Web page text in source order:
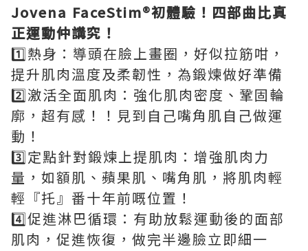
Jovena FaceStim®️初體驗！四部曲比真
正運動仲講究！
1️⃣熱身：導頭在臉上畫圈，好似拉筋咁，
提升肌肉溫度及柔韌性，為鍛煉做好準備
2️⃣激活全面肌肉：強化肌肉密度、鞏固輪
廓，超有感！！見到自己嘴角肌自己做運
動！
3️⃣定點針對鍛煉上提肌肉：增強肌肉力
量，如額肌、蘋果肌、嘴角肌，將肌肉輕
輕『托』番十年前嘅位置！
4️⃣促進淋巴循環：有助放鬆運動後的面部
肌肉，促進恢復，做完半邊臉立即細一